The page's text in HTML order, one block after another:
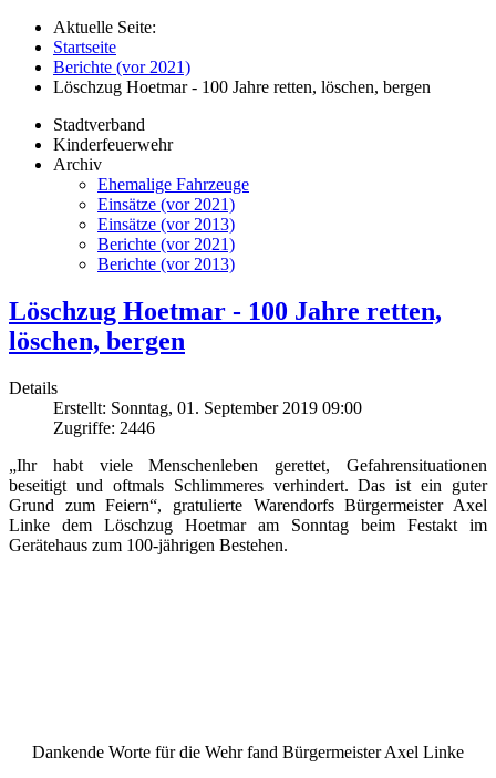
Aktuelle Seite:
Startseite
Berichte (vor 2021)
Löschzug Hoetmar - 100 Jahre retten, löschen, bergen
Stadtverband
Kinderfeuerwehr
Archiv
Ehemalige Fahrzeuge
Einsätze (vor 2021)
Einsätze (vor 2013)
Berichte (vor 2021)
Berichte (vor 2013)
Löschzug Hoetmar - 100 Jahre retten,
löschen, bergen
Details
Erstellt: Sonntag, 01. September 2019 09:00
Zugriffe: 2446
„Ihr habt viele Menschenleben gerettet, Gefahrensituationen
beseitigt und oftmals Schlimmeres verhindert. Das ist ein guter
Grund zum Feiern“, gratulierte Warendorfs Bürgermeister Axel
Linke dem Löschzug Hoetmar am Sonntag beim Festakt im
Gerätehaus zum 100-jährigen Bestehen.
Dankende Worte für die Wehr fand Bürgermeister Axel Linke